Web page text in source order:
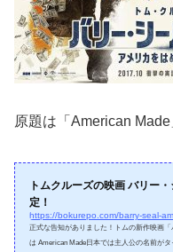
原題は「American Made
トムクルーズの映画 バリー
定！
https://bokurepo.com/barry-seal-
正式な告知がありました！トムの新作映画
は American Made日本では主人公の名前が